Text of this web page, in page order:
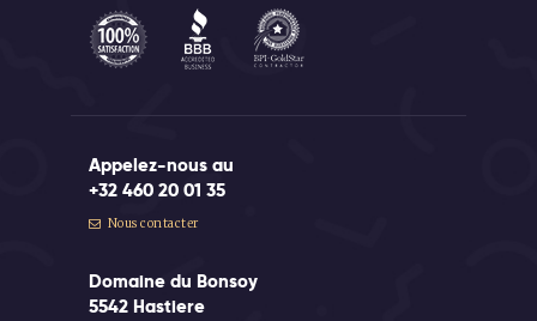
Appelez-nous au
+32 460 20 01 35
Nous contacter
Domaine du Bonsoy
5542 Hastiere